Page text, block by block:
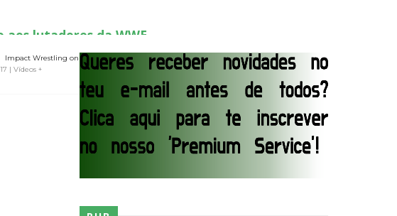
aos lutadores da WWE
utilização de frases icónicas
num brutal Street Fight com arame farpado
Impact Wrestling on
| Vídeos +